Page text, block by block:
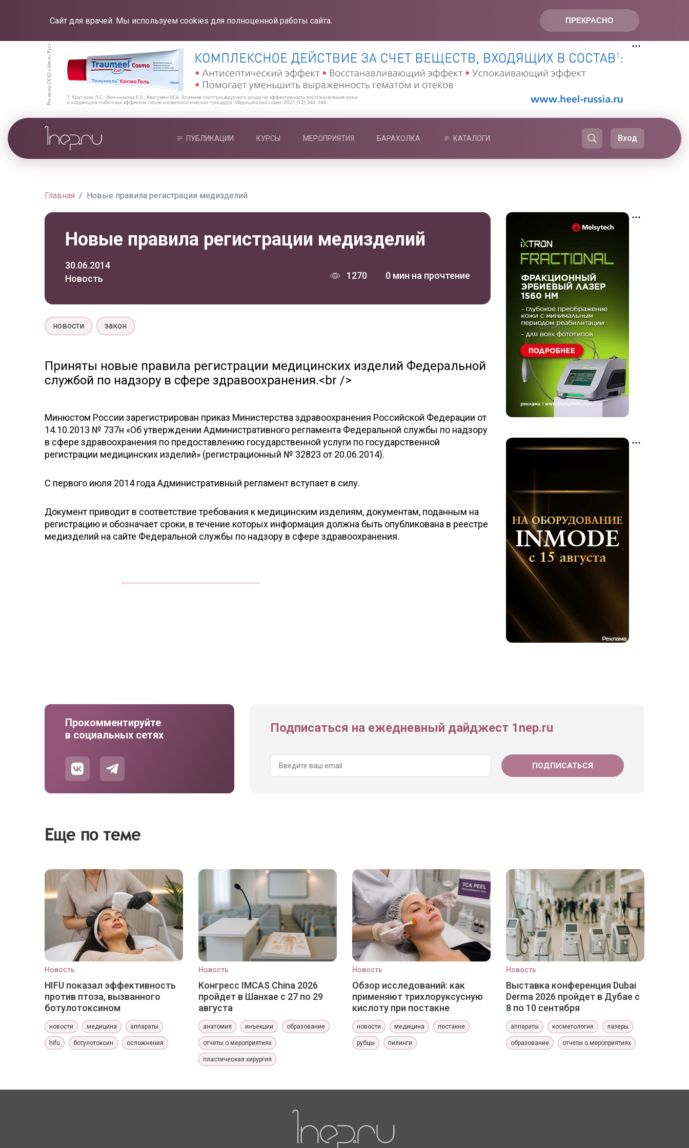
ПРЕКРАСНО
Сайт для врачей. Мы используем cookies для полноценной работы сайта.
ПУБЛИКАЦИИ КУРСЫ МЕРОПРИЯТИЯ БАРАХОЛКА КАТАЛОГИ Вход
Главная Новые правила регистрации медизделий
Новые правила регистрации медизделий
30.06.2014
Новость
1270 0 мин на прочтение
новости закон
Приняты новые правила регистрации медицинских изделий Федеральной
службой по надзору в сфере здравоохранения.<br />
Минюстом России зарегистрирован приказ Министерства здравоохранения Российской Федерации от
14.10.2013 № 737н «Об утверждении Административного регламента Федеральной службы по надзору
в сфере здравоохранения по предоставлению государственной услуги по государственной
регистрации медицинских изделий» (регистрационный № 32823 от 20.06.2014).
С первого июля 2014 года Административный регламент вступает в силу.
Документ приводит в соответствие требования к медицинским изделиям, документам, поданным на
регистрацию и обозначает сроки, в течение которых информация должна быть опубликована в реестре
медизделий на сайте Федеральной службы по надзору в сфере здравоохранения.
Прокомментируйте
в социальных сетях
Подписаться на ежедневный дайджест 1nep.ru
Еще по теме
Новость
HIFU показал эффективность
против птоза, вызванного
ботулотоксином
новости медицина аппараты
hifu ботулотоксин осложнения
Новость
Конгресс IMCAS China 2026
пройдет в Шанхае с 27 по 29
августа
анатомия инъекции образование
отчеты о мероприятиях
пластическая хирургия
Новость
Обзор исследований: как
применяют трихлоруксусную
кислоту при постакне
новости медицина постакне
рубцы пилинги
Новость
Выставка конференция Dubai
Derma 2026 пройдет в Дубае с
8 по 10 сентября
аппараты косметология лазеры
образование отчеты о мероприятиях